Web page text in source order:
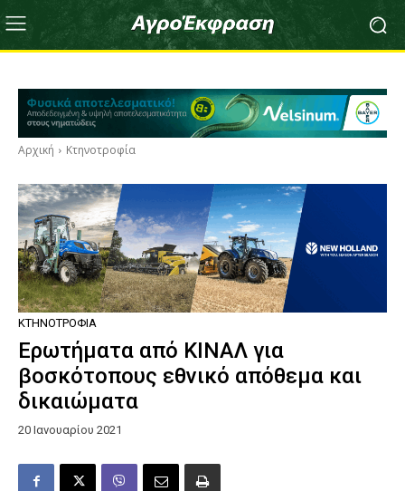
Αρχική Κτηνοτροφία
ΚΤΗΝΟΤΡΟΦΊΑ
Ερωτήματα από ΚΙΝΑΛ για
βοσκότοπους εθνικό απόθεμα και
δικαιώματα
20 Ιανουαρίου 2021